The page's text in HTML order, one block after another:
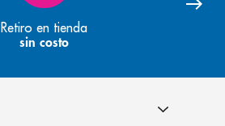
Retiro en tienda
sin costo